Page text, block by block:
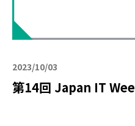
2023/10/03
第14回 Japan IT